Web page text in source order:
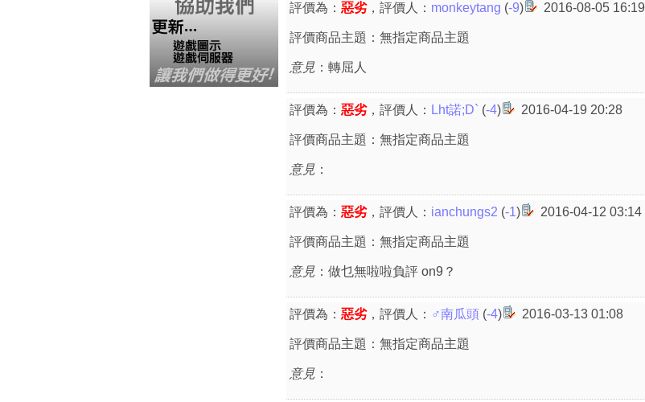
評價為： 惡劣，評價人： monkeytang (-9) 2016-08-05 16:19
評價商品主題：無指定商品主題
意見 ：轉屈人
評價為： 惡劣，評價人： Lht諾;D` (-4) 2016-04-19 20:28
評價商品主題：無指定商品主題
意見 ：
評價為： 惡劣，評價人： ianchungs2 (-1) 2016-04-12 03:14
評價商品主題：無指定商品主題
意見 ：做乜無啦啦負評 on9？
評價為： 惡劣，評價人： ♂南瓜頭(-4) 2016-03-13 01:08
評價商品主題：無指定商品主題
意見 ：